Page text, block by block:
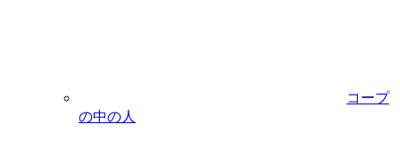
コープ
の中の人